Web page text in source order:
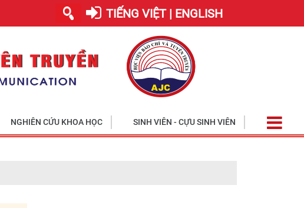
TIẾNG VIỆT | ENGLISH
NGHIÊN CỨU KHOA HỌC SINH VIÊN - CỰU SINH VIÊN